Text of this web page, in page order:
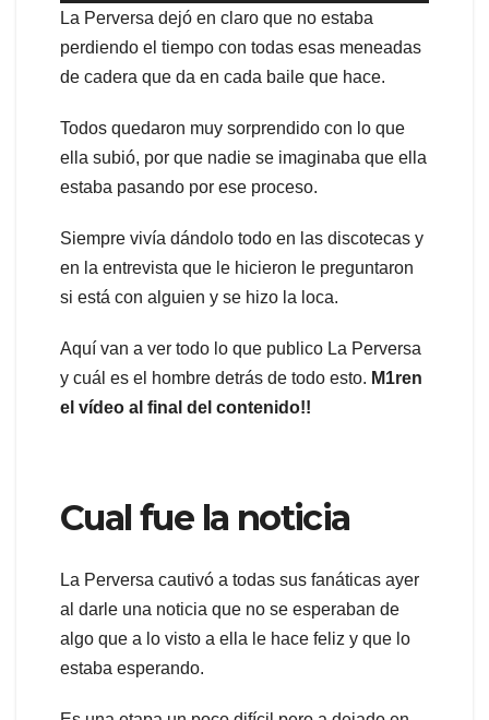
La Perversa dejó en claro que no estaba
perdiendo el tiempo con todas esas meneadas
de cadera que da en cada baile que hace.
Todos quedaron muy sorprendido con lo que
ella subió, por que nadie se imaginaba que ella
estaba pasando por ese proceso.
Siempre vivía dándolo todo en las discotecas y
en la entrevista que le hicieron le preguntaron
si está con alguien y se hizo la loca.
Aquí van a ver todo lo que publico La Perversa
y cuál es el hombre detrás de todo esto. M1ren
el vídeo al final del contenido!!
Cual fue la noticia
La Perversa cautivó a todas sus fanáticas ayer
al darle una noticia que no se esperaban de
algo que a lo visto a ella le hace feliz y que lo
estaba esperando.